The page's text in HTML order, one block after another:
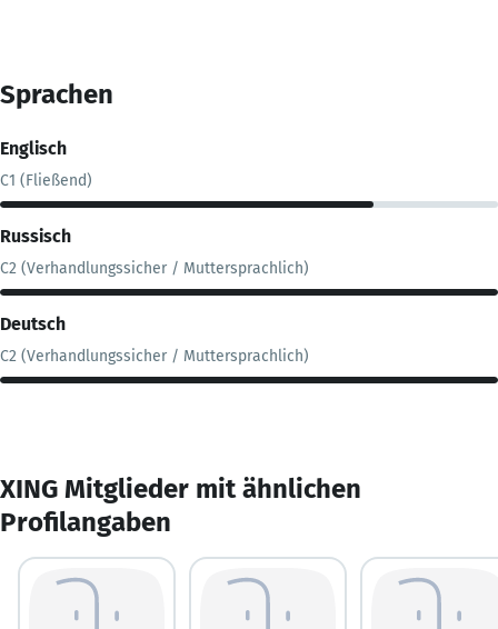
Sprachen
Englisch
C1 (Fließend)
Russisch
C2 (Verhandlungssicher / Muttersprachlich)
Deutsch
C2 (Verhandlungssicher / Muttersprachlich)
XING Mitglieder mit ähnlichen
Profilangaben